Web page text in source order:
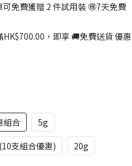
免費獲贈 2 件試用裝 🉐7天免費
，即享 🚚免費送貨 優惠
組合
5g
支組合優惠) 20g